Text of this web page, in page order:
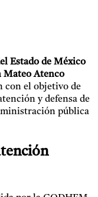
Estado de México
Mateo Atenco
con el objetivo de
y defensa de
pública